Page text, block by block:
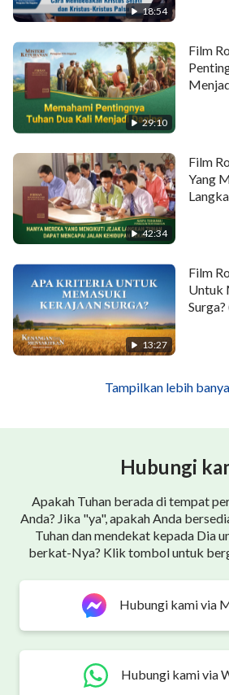
18:54
29:10
Film
42:34
Film
Yang
13:27
Film
Untuk
Tampilkan lebih
Hubungi
Apakah Tuhan berada di tempat
Anda? Jika "ya", apakah Anda
Tuhan dan mendekat kepada Dia
berkat-Nya? Klik tombol untuk
Hubungi kami via
Hubungi kami via